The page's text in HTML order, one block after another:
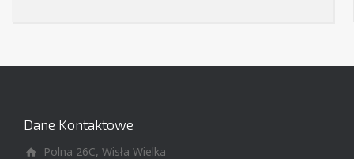
Dane Kontaktowe
Polna 26C, Wisła Wielka